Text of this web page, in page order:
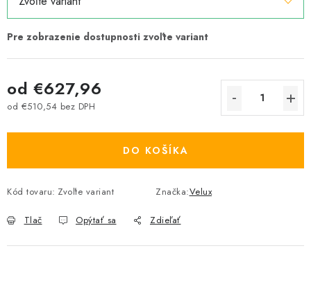
od €627,96
od €510,54 bez DPH
DO KOŠÍKA
Kód tovaru: Zvoľte variant Značka:Velux
Tlač Opýtať sa Zdieľať